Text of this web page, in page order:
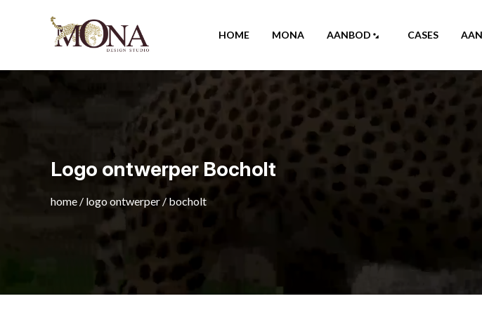
HOME MONA AANBOD CASES
Logo ontwerper Bocholt
home / logo ontwerper / bocholt